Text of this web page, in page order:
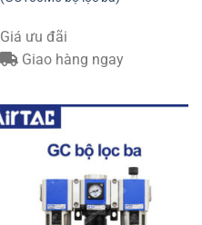
Giá ưu đãi
Giao hàng ngay